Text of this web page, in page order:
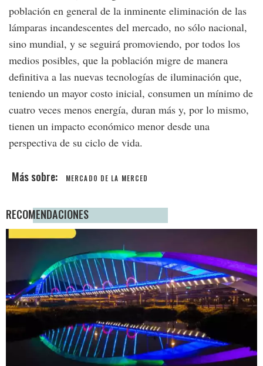
población en general de la inminente eliminación de las
lámparas incandescentes del mercado, no sólo nacional,
sino mundial, y se seguirá promoviendo, por todos los
medios posibles, que la población migre de manera
definitiva a las nuevas tecnologías de iluminación que,
teniendo un mayor costo inicial, consumen un mínimo de
cuatro veces menos energía, duran más y, por lo mismo,
tienen un impacto económico menor desde una
perspectiva de su ciclo de vida.
MERCADO DE LA MERCED
RECOMENDACIONES